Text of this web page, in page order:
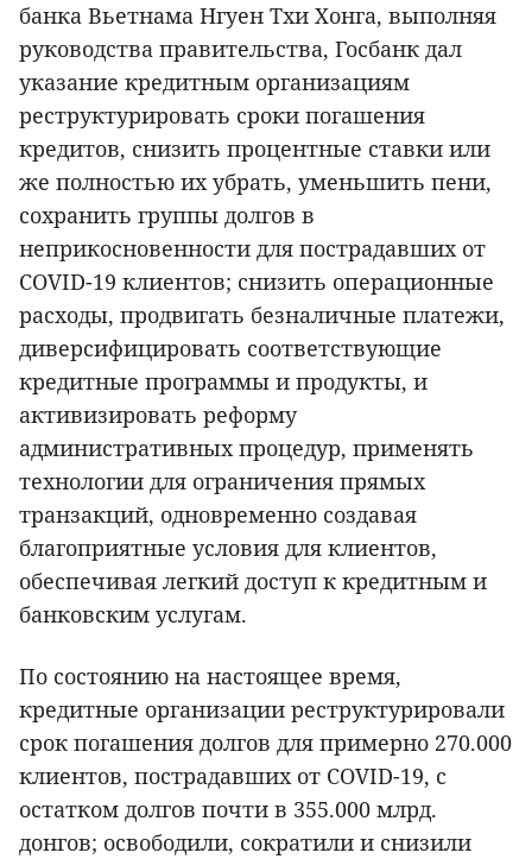
банка Вьетнама Нгуен Тхи Хонга, выполняя
руководства правительства, Госбанк дал
указание кредитным организациям
реструктурировать сроки погашения
кредитов, снизить процентные ставки или
же полностью их убрать, уменьшить пени,
сохранить группы долгов в
неприкосновенности для пострадавших от
COVID-19 клиентов; снизить операционные
расходы, продвигать безналичные платежи,
диверсифицировать соответствующие
кредитные программы и продукты, и
активизировать реформу
административных процедур, применять
технологии для ограничения прямых
транзакций, одновременно создавая
благоприятные условия для клиентов,
обеспечивая легкий доступ к кредитным и
банковским услугам.
По состоянию на настоящее время,
кредитные организации реструктурировали
срок погашения долгов для примерно 270.000
клиентов, пострадавших от COVID-19, с
остатком долгов почти в 355.000 млрд.
донгов; освободили, сократили и снизили